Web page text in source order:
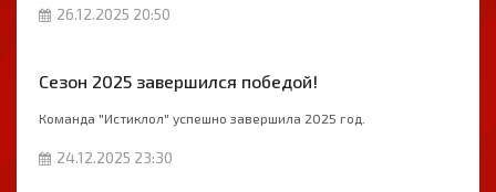
26.12.2025 20:50
Сезон 2025 завершился победой!
Команда "Истиклол" успешно завершила 2025 год.
24.12.2025 23:30